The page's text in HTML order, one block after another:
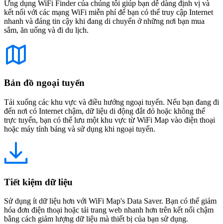
Ứng dụng WiFi Finder của chúng tôi giúp bạn dễ dàng định vị và
kết nối với các mạng WiFi miễn phí để bạn có thể truy cập Internet
nhanh và đáng tin cậy khi đang di chuyển ở những nơi bạn mua
sắm, ăn uống và đi du lịch.
Bản đồ ngoại tuyến
Tải xuống các khu vực và điều hướng ngoại tuyến. Nếu bạn đang đi
đến nơi có Internet chậm, dữ liệu di động đắt đỏ hoặc không thể
trực tuyến, bạn có thể lưu một khu vực từ WiFi Map vào điện thoại
hoặc máy tính bảng và sử dụng khi ngoại tuyến.
Tiết kiệm dữ liệu
Sử dụng ít dữ liệu hơn với WiFi Map's Data Saver. Bạn có thể giảm
hóa đơn điện thoại hoặc tải trang web nhanh hơn trên kết nối chậm
bằng cách giảm lượng dữ liệu mà thiết bị của bạn sử dụng.